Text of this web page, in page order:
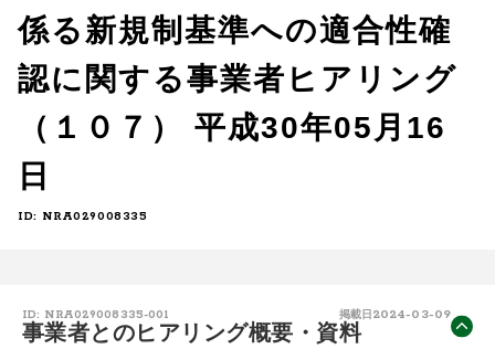
係る新規制基準への適合性確
認に関する事業者ヒアリング
（１０７） 平成30年05月16
日
ID: NRA029008335
ID: NRA029008335-001 掲載日 2024-03-09
事業者とのヒアリング概要・資料